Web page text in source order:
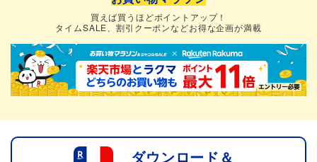
買えば買うほどポイントアップ！
タイムSALE、割引クーポンなどお得な企画が満載
ダウンロード＆